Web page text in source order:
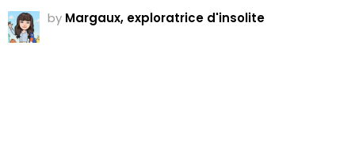
by Margaux, exploratrice d'insolite